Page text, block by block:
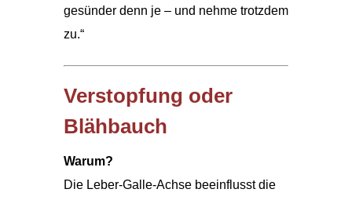
gesünder denn je – und nehme trotzdem
zu.“
Verstopfung oder
Blähbauch
Warum?
Die Leber-Galle-Achse beeinflusst die